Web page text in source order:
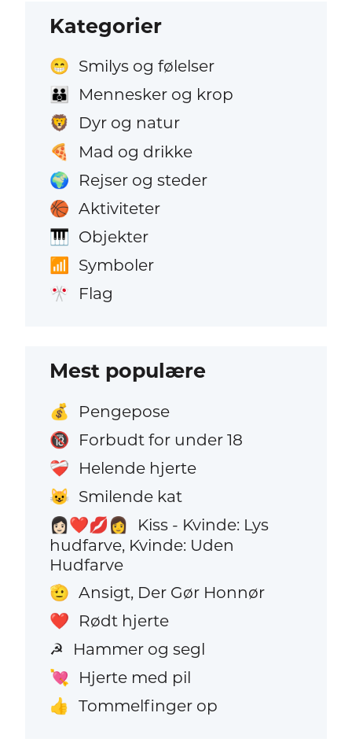
Kategorier
😁 Smilys og følelser
👪 Mennesker og krop
🦁 Dyr og natur
🍕 Mad og drikke
🌍 Rejser og steder
🏀 Aktiviteter
🎹 Objekter
📶 Symboler
🎌 Flag
Mest populære
💰 Pengepose
🔞 Forbudt for under 18
❤️‍🩹 Helende hjerte
😺 Smilende kat
👩🏻‍❤️‍💋‍👩
Kiss - Kvinde: Lys
hudfarve, Kvinde: Uden
Hudfarve
🫡 Ansigt, Der Gør Honnør
❤️ Rødt hjerte
☭ Hammer og segl
💘 Hjerte med pil
👍 Tommelfinger op